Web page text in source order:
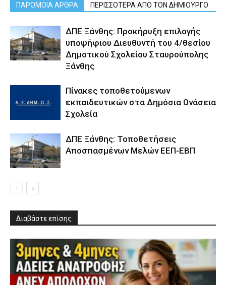
ΠΑΡΟΜΟΙΑ ΑΡΘΡΑ ΠΕΡΙΣΣΟΤΕΡΑ ΑΠΟ ΤΟΝ ΔΗΜΙΟΥΡΓΟ
ΔΠΕ Ξάνθης: Προκήρυξη επιλογής
υποψήφιου Διευθυντή του 4/θεσίου
Δημοτικού Σχολείου Σταυρούπολης
Ξάνθης
Πίνακες τοποθετούμενων
εκπαιδευτικών στα Δημόσια Ωνάσεια
Σχολεία
ΔΠΕ Ξάνθης: Τοποθετήσεις
Αποσπασμένων Μελών ΕΕΠ-ΕΒΠ
Διαβάστε επίσης